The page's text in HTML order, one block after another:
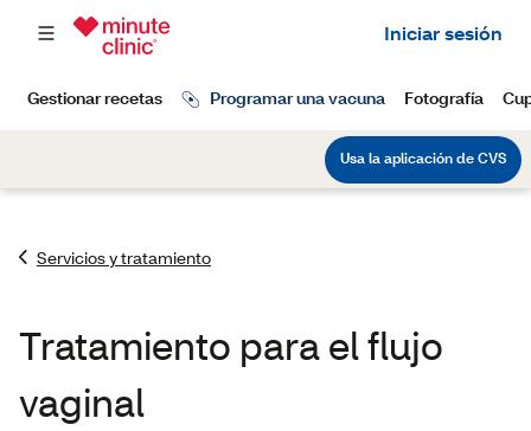
Servicios y tratamiento
Tratamiento para el flujo
vaginal